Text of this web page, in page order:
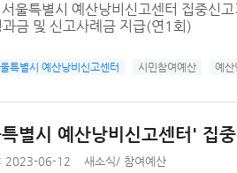
울특별시 예산낭비신고센터 집중신
과금 및 신고사례금 지급(연1회)
특별시 예산낭비신고센터 시민참여예산 예산
별시 예산낭비신고센터' 집
2023-06-12 새소식/ 참여예산